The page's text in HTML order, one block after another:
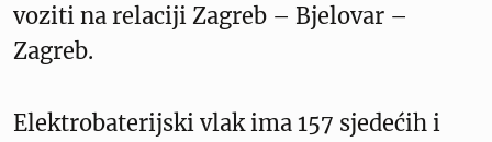
voziti na relaciji Zagreb – Bjelovar –
Zagreb.
Elektrobaterijski vlak ima 157 sjedećih i